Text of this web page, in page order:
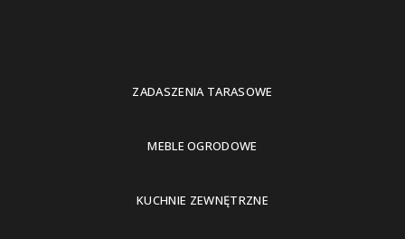
ZADASZENIA TARASOWE
MEBLE OGRODOWE
KUCHNIE ZEWNĘTRZNE